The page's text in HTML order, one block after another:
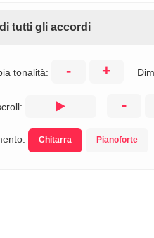
tutti gli accordi
tonalità: - +
-
Chitarra Pianoforte